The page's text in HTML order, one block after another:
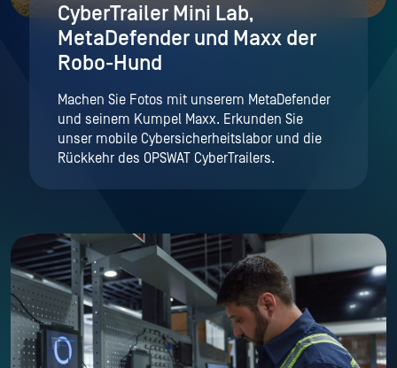
CyberTrailer Mini Lab,
MetaDefender und Maxx der
Robo-Hund
Machen Sie Fotos mit unserem MetaDefender
und seinem Kumpel Maxx. Erkunden Sie
unser mobile Cybersicherheitslabor und die
Rückkehr des OPSWAT CyberTrailers.